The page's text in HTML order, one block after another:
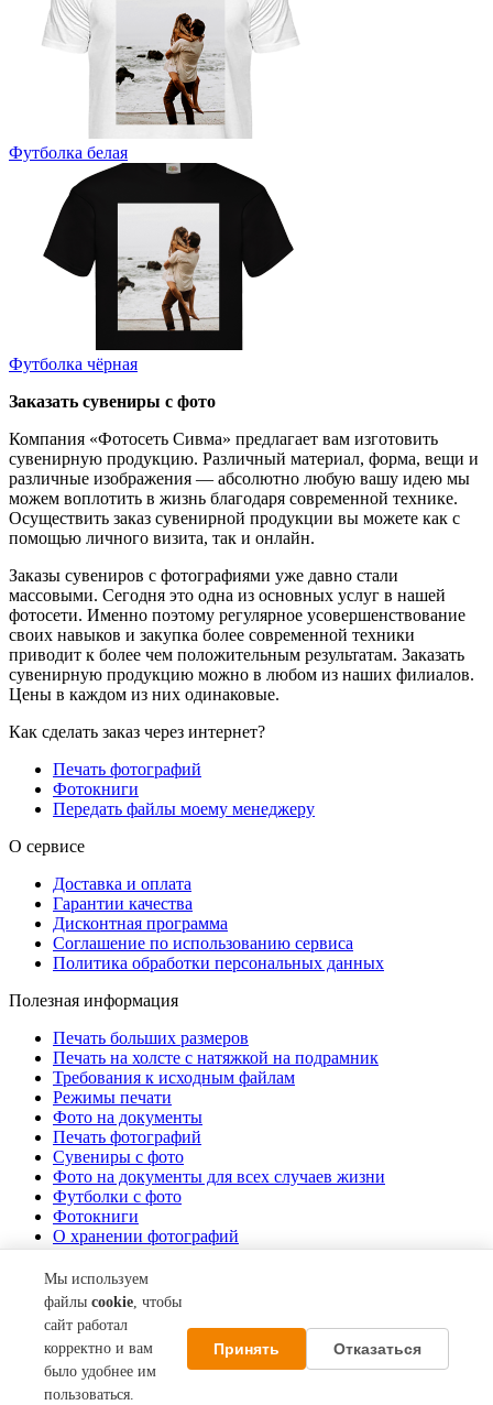
Футболка белая
Футболка чёрная
Заказать сувениры с фото
Компания «Фотосеть Сивма» предлагает вам изготовить
сувенирную продукцию. Различный материал, форма, вещи и
различные изображения — абсолютно любую вашу идею мы
можем воплотить в жизнь благодаря современной технике.
Осуществить заказ сувенирной продукции вы можете как с
помощью личного визита, так и онлайн.
Заказы сувениров с фотографиями уже давно стали
массовыми. Сегодня это одна из основных услуг в нашей
фотосети. Именно поэтому регулярное усовершенствование
своих навыков и закупка более современной техники
приводит к более чем положительным результатам. Заказать
сувенирную продукцию можно в любом из наших филиалов.
Цены в каждом из них одинаковые.
Мы используем
файлы cookie, чтобы
сайт работал
корректно и вам
было удобнее им
пользоваться.
Принять Отказаться
Как сделать заказ через интернет?
Печать фотографий
Фотокниги
Передать файлы моему менеджеру
О сервисе
Доставка и оплата
Гарантии качества
Дисконтная программа
Соглашение по использованию сервиса
Политика обработки персональных данных
Полезная информация
Печать больших размеров
Печать на холсте c натяжкой на подрамник
Требования к исходным файлам
Режимы печати
Фото на документы
Печать фотографий
Сувениры с фото
Фото на документы для всех случаев жизни
Футболки с фото
Фотокниги
О хранении фотографий
Стоимость услуг
О компании
Контакты
Акции
О нас